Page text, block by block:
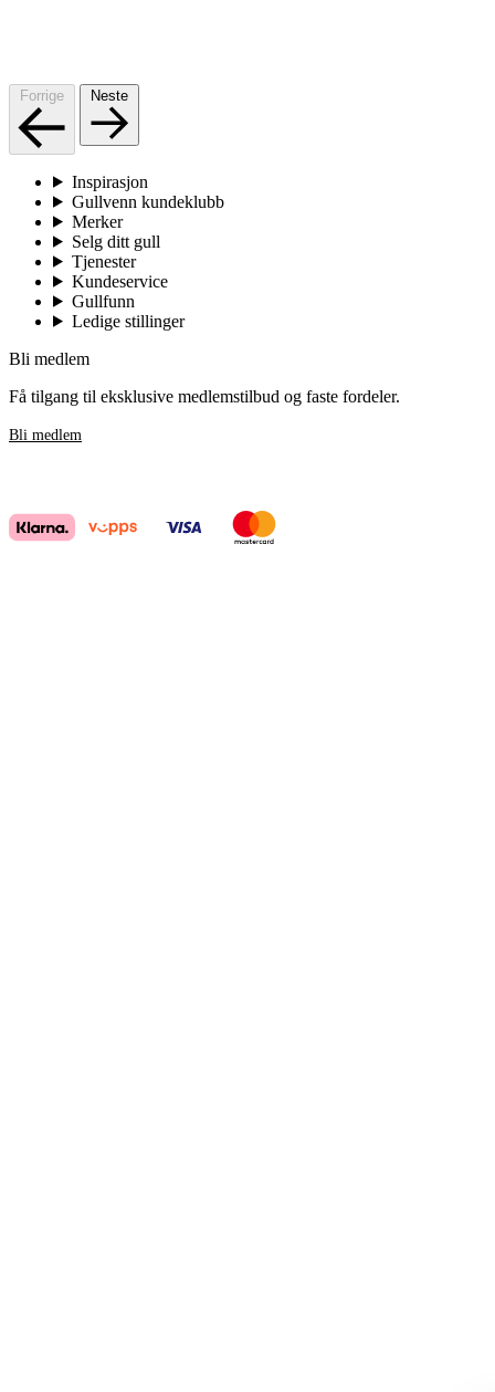
Forrige Neste
Inspirasjon
Gullvenn kundeklubb
Merker
Selg ditt gull
Tjenester
Kundeservice
Gullfunn
Ledige stillinger
Bli medlem
Få tilgang til eksklusive medlemstilbud og faste fordeler.
Bli medlem